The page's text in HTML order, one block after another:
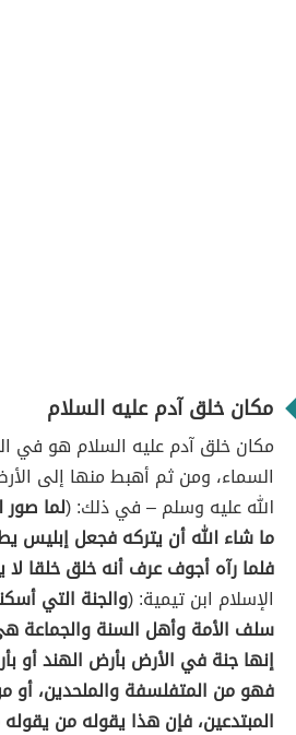
مكان خلق آدم عليه السلام
مكان خلق آدم عليه السلام هو في
السماء، ومن ثم أهبط منها إلى
الله عليه وسلم – في ذلك: (لما صور
ما شاء الله أن يتركه فجعل إبليس
فلما رآه أجوف عرف أنه خلق خلقا لا
الإسلام ابن تيمية: (والجنة التي
سلف الأمة وأهل السنة والجماعة
إنها جنة في الأرض بأرض الهند أو
فهو من المتفلسفة والملحدين، أو
المبتدعين، فإن هذا يقوله من